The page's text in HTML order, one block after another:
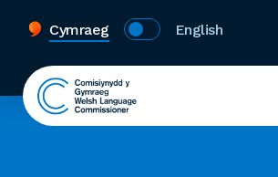
Cymraeg English